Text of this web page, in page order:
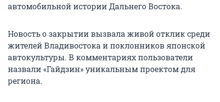
автомобильной истории Дальнего Востока.
Новость о закрытии вызвала живой отклик среди
жителей Владивостока и поклонников японской
автокультуры. В комментариях пользователи
назвали «Гайдзин» уникальным проектом для
региона.